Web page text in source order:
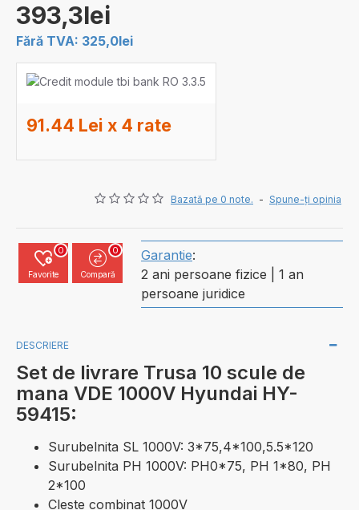
Bazată pe 0 note. - Spune-ţi opinia
393,3lei
Fără TVA: 325,0lei
91.44 Lei x 4 rate
Favorite
0
Compară
0 Garantie:
2 ani persoane fizice | 1 an
persoane juridice
DESCRIERE
Set de livrare Trusa 10 scule de
mana VDE 1000V Hyundai HY-
59415:
Surubelnita SL 1000V: 3*75,4*100,5.5*120
Surubelnita PH 1000V: PH0*75, PH 1*80, PH
2*100
Cleste combinat 1000V